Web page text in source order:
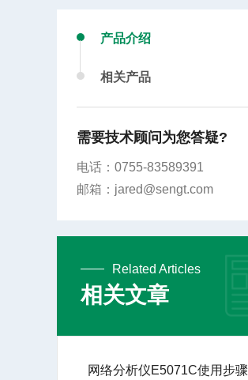
产品介绍
相关产品
需要技术顾问为您答疑?
电话：0755-83589391
邮箱：jared@sengt.com
Related Articles
相关文章
网络分析仪E5071C使用步骤